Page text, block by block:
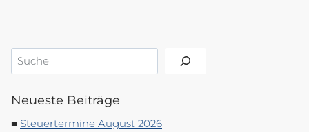
Suchen
Neueste Beiträge
Steuertermine August 2026